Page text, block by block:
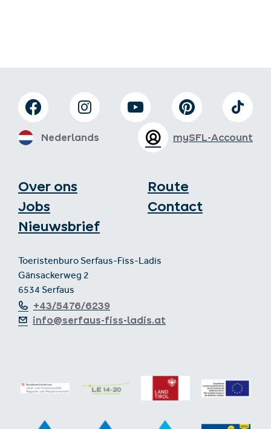
Over ons
Jobs
Nieuwsbrief
Route
Contact
Toeristenburo Serfaus-Fiss-Ladis
Gänsackerweg 2
6534 Serfaus
+43/5476/6239
info@serfaus-fiss-ladis.at
mySFL-Account
Nederlands